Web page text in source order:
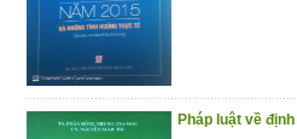
Pháp luật về